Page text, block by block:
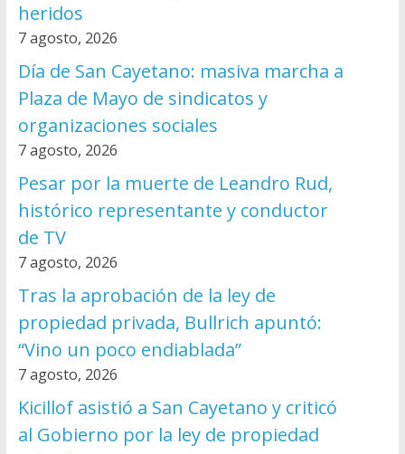
heridos
7 agosto, 2026
Día de San Cayetano: masiva marcha a
Plaza de Mayo de sindicatos y
organizaciones sociales
7 agosto, 2026
Pesar por la muerte de Leandro Rud,
histórico representante y conductor
de TV
7 agosto, 2026
Tras la aprobación de la ley de
propiedad privada, Bullrich apuntó:
“Vino un poco endiablada”
7 agosto, 2026
Kicillof asistió a San Cayetano y criticó
al Gobierno por la ley de propiedad